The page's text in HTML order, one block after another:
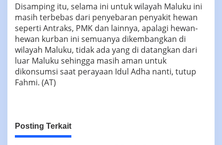
‎‎Disamping itu, selama ini untuk wilayah Maluku ini
masih terbebas dari penyebaran penyakit hewan
seperti Antraks, PMK dan lainnya, apalagi hewan-
hewan kurban ini semuanya dikembangkan di
wilayah Maluku, tidak ada yang di datangkan dari
luar Maluku sehingga masih aman untuk
dikonsumsi saat perayaan Idul Adha nanti, tutup
Fahmi. (AT)
Posting Terkait